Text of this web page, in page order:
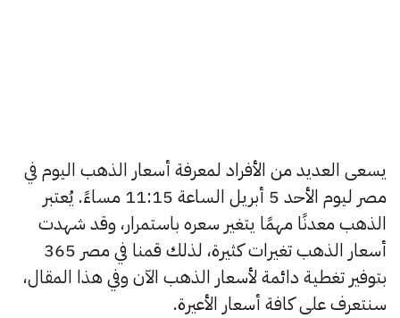
يسعى العديد من الأفراد لمعرفة أسعار الذهب اليوم في
مصر ليوم الأحد 5 أبريل الساعة 11:15 مساءً. يُعتبر
الذهب معدنًا مهمًا يتغير سعره باستمرار، وقد شهدت
أسعار الذهب تغيرات كثيرة، لذلك قمنا في مصر 365
بتوفير تغطية دائمة لأسعار الذهب الآن وفي هذا المقال،
سنتعرف على كافة أسعار الأعيرة.